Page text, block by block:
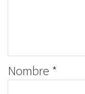
Nombre *